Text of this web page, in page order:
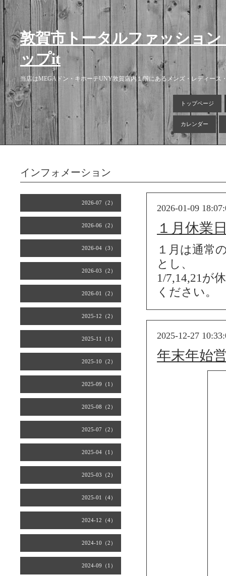
敦賀市トータルファッショ
ップit
当店はMEGAドン・キホーテUNY敦賀店内１階にあるメンズ・レディー
トップページ
カレンダー
2026-07（2）
2026-06（2）
2026-04（3）
2026-03（2）
2026-01（2）
2025-12（2）
2025-11（1）
2025-10（2）
2025-09（1）
2025-08（2）
2025-07（2）
2025-04（1）
2025-03（2）
2025-01（4）
2024-12（4）
2024-10（2）
2024-09（1）
インフォメーション
2026-01-09
１月休業
１月は通常
とし、
1/7,14,21が
ください。
2025-12-27
年末年始